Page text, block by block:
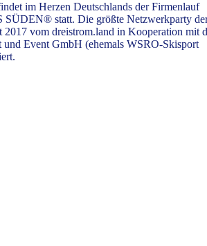
im Herzen Deutschlands der Firmenlauf
statt. Die größte Netzwerkparty
2017 vom dreistrom.land in Kooperation mit
und Event GmbH (ehemals WSRO-Skisport